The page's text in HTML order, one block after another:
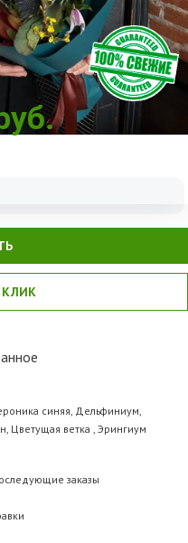
КЛИК
синяя, Дельфиниум,
Цветущая ветка , Эрингиум
заказы